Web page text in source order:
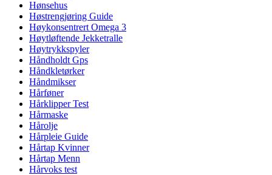
Hønsehus
Høstrengjøring Guide
Høykonsentrert Omega 3
Høytløftende Jekketralle
Høytrykkspyler
Håndholdt Gps
Håndkletørker
Håndmikser
Hårføner
Hårklipper Test
Hårmaske
Hårolje
Hårpleie Guide
Hårtap Kvinner
Hårtap Menn
Hårvoks test